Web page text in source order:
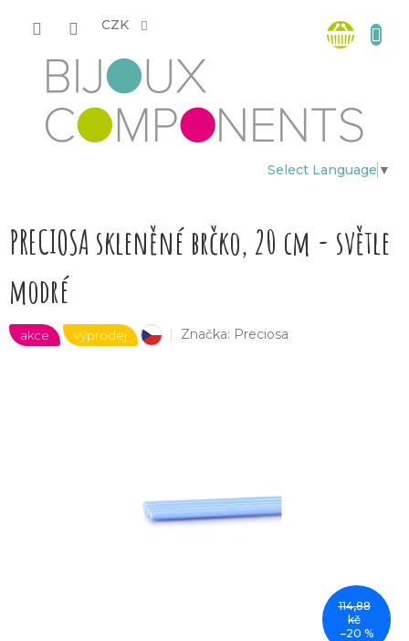
CZK
Select Language ▼
košík
PRECIOSA skleněné brčko, 20 cm - světle
modré
akce výprodej Značka: Preciosa
114,88
kč
–20 %